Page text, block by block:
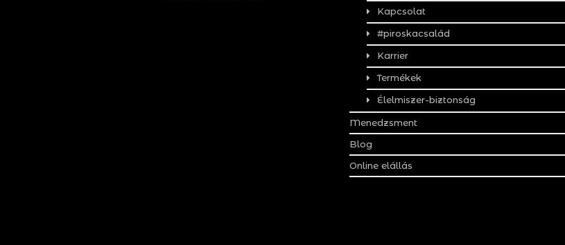
Kapcsolat
#piroskacsalád
Karrier
Termékek
Élelmiszer-biztonság
Menedzsment
Blog
Online elállás